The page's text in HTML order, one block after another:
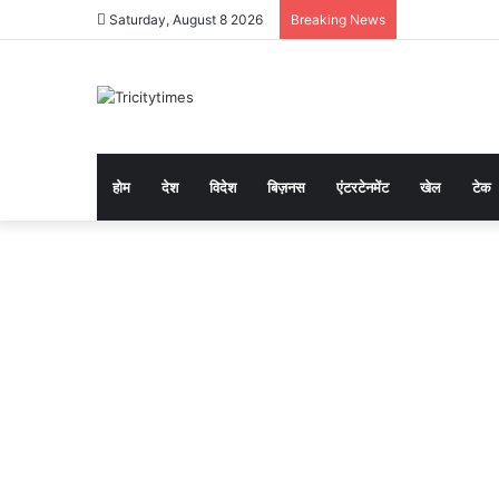
Saturday, August 8 2026 Breaking News
होम देश विदेश बिज़नस एंटरटेनमेंट खेल टेक